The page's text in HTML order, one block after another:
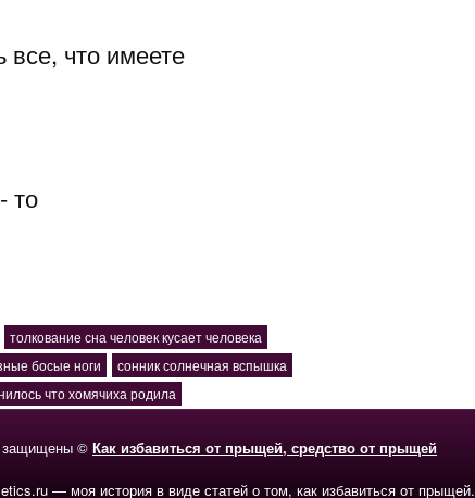
все, что имеете
то
толкование сна человек кусает человека
босые ноги
сонник солнечная вспышка
что хомячиха родила
защищены © Как избавиться от прыщей, средство от прыщей
— моя история в виде статей о том, как избавиться от прыщей.